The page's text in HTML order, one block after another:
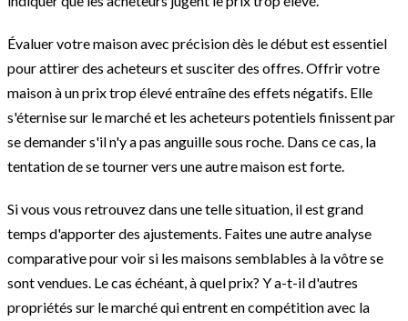
Évaluer votre maison avec précision dès le début est essentiel
pour attirer des acheteurs et susciter des offres. Offrir votre
maison à un prix trop élevé entraîne des effets négatifs. Elle
s'éternise sur le marché et les acheteurs potentiels finissent par
se demander s'il n'y a pas anguille sous roche. Dans ce cas, la
tentation de se tourner vers une autre maison est forte.
Si vous vous retrouvez dans une telle situation, il est grand
temps d'apporter des ajustements. Faites une autre analyse
comparative pour voir si les maisons semblables à la vôtre se
sont vendues. Le cas échéant, à quel prix? Y a-t-il d'autres
propriétés sur le marché qui entrent en compétition avec la